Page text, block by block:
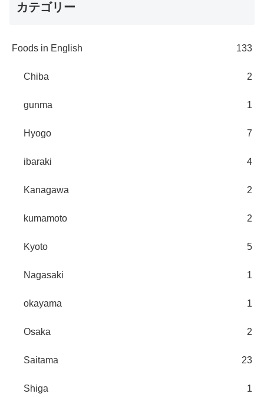
カテゴリー
Foods in English 133
Chiba 2
gunma 1
Hyogo 7
ibaraki 4
Kanagawa 2
kumamoto 2
Kyoto 5
Nagasaki 1
okayama 1
Osaka 2
Saitama 23
Shiga 1